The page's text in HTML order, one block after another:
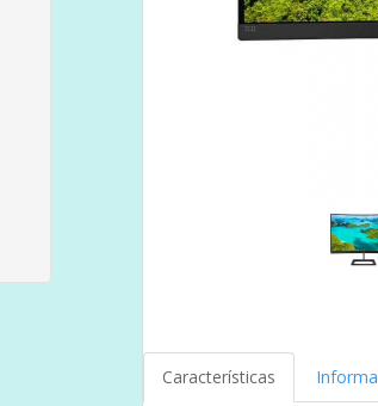
Características